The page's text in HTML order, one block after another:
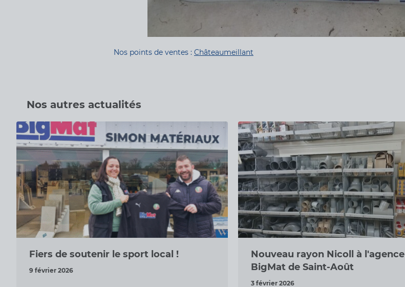
Nos points de ventes : Châteaumeillant
Nos autres actualités
Fiers de soutenir le sport local !
9 février 2026
Nouveau rayon Nicoll à l'agence
BigMat de Saint-Août
3 février 2026